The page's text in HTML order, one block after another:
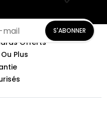
S'ABONNER
Offerts
Plus